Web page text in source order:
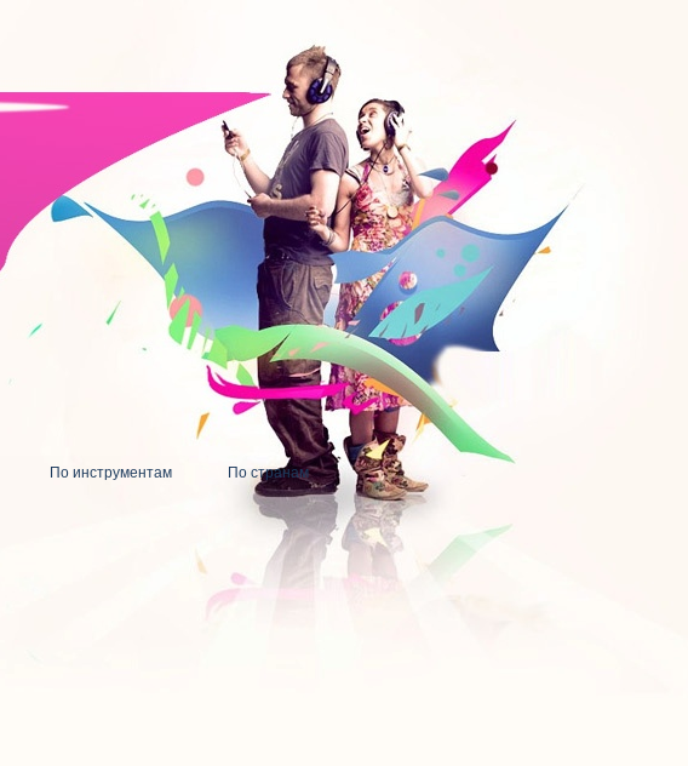
По инструментам
По странам